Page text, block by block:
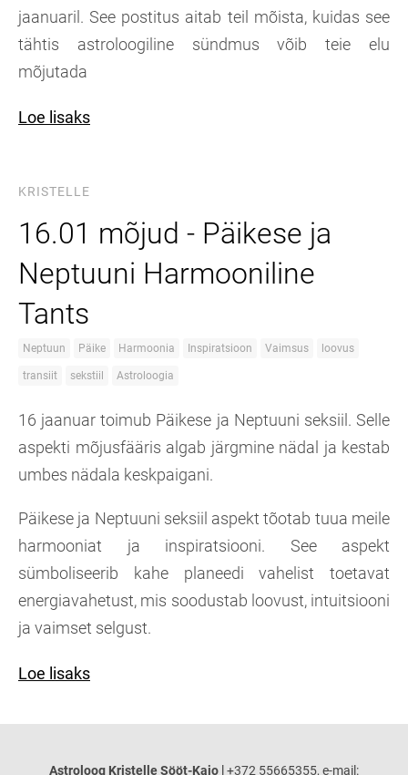
jaanuaril. See postitus aitab teil mõista, kuidas see
tähtis astroloogiline sündmus võib teie elu
mõjutada
Loe lisaks
KRISTELLE
16.01 mõjud - Päikese ja
Neptuuni Harmooniline
Tants
Neptuun Päike Harmoonia Inspiratsioon Vaimsus loovus
transiit sekstiil Astroloogia
16 jaanuar toimub Päikese ja Neptuuni seksiil. Selle
aspekti mõjusfääris algab järgmine nädal ja kestab
umbes nädala keskpaigani.
Päikese ja Neptuuni seksiil aspekt tõotab tuua meile
harmooniat ja inspiratsiooni. See aspekt
sümboliseerib kahe planeedi vahelist toetavat
energiavahetust, mis soodustab loovust, intuitsiooni
ja vaimset selgust.
Loe lisaks
Astroloog Kristelle Sööt-Kajo l +372 55665355, e-mail: